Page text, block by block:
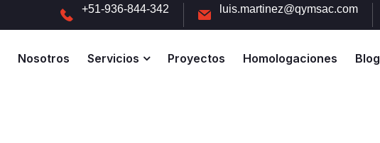
+51-936-844-342 luis.martinez@qymsac.com
Nosotros Servicios Proyectos Homologaciones Blog